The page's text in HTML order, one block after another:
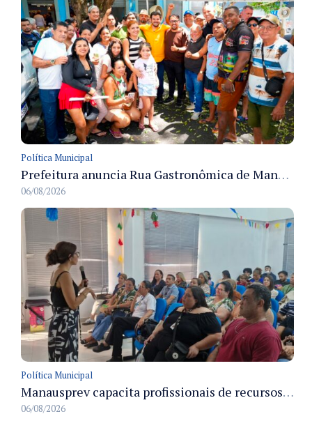
Política Municipal
Prefeitura anuncia Rua Gastronômica de Manaus e garante alternativas para 54 ambulantes cadastrados
06/08/2026
Política Municipal
Manausprev capacita profissionais de recursos humanos para agilizar concessão de aposentadorias no município
06/08/2026